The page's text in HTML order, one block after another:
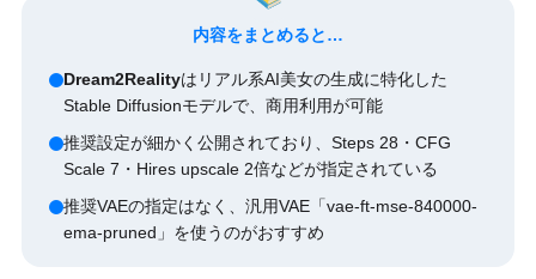
内容をまとめると…
Dream2Realityはリアル系AI美女の生成に特化した
Stable Diffusionモデルで、商用利用が可能
推奨設定が細かく公開されており、Steps 28・CFG
Scale 7・Hires upscale 2倍などが指定されている
推奨VAEの指定はなく、汎用VAE「vae-ft-mse-840000-
ema-pruned」を使うのがおすすめ